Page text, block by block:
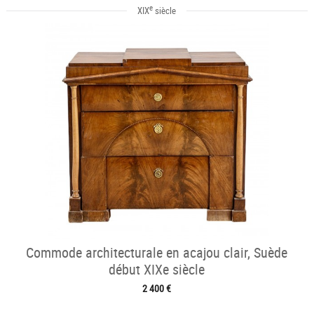
XIXe siècle
Commode architecturale en acajou clair, Suède
début XIXe siècle
2 400 €